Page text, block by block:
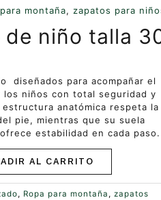
montaña,zapatos para
de niño talla
diseñados para acompañar el
los niños con total seguridad y
estructura anatómica respeta la
pie, mientras que su suela
estabilidad en cada paso.
AL CARRITO
, Ropa para montaña ,zapatos